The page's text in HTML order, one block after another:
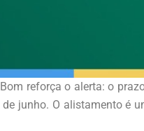
reforça o alerta: o
junho. O alistamento é